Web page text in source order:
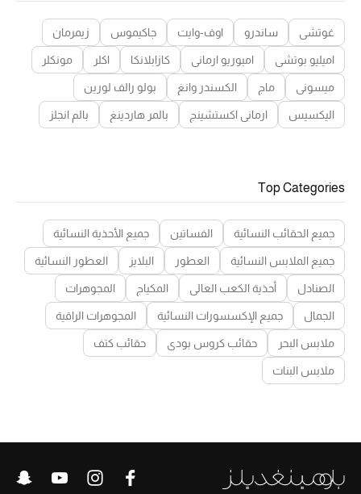
غوتشي ساندرو اوف-وايت جاكيموس زيمرمان
اميليو بوتشي امبوريو ارماني كازابلانكا اكلر مونكلر
ميسوني ماج الكسندر وانغ بولو رالف لورين
اليكسيس ارماني اكستشينج بالمر هاردينغ بالم انجلز
Top Categories
جميع الحقائب النسائية الفساتين جميع الأحذية النسائية
جميع الملابس النسائية العطور البلايز العطور النسائية
الصنادل أحذية الكعب العالي المكياج المجوهرات
الجمال جميع الإكسسورات النسائية المجوهرات الراقية
ملابس البحر حقائب كروس بودي حقائب كتف
ملابس البنات